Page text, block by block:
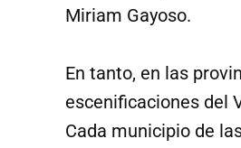
Miriam Gayoso.
En tanto, en las
escenificaciones del
Cada municipio de